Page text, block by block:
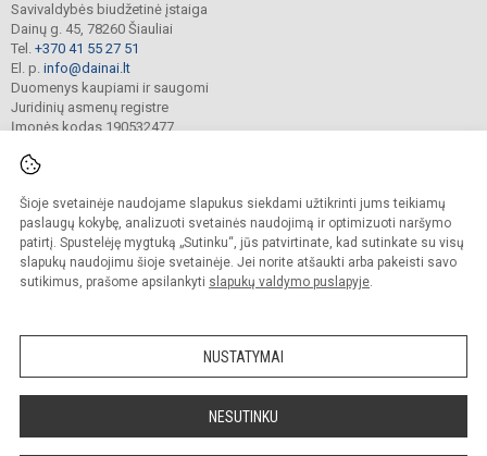
Šioje svetainėje naudojame slapukus siekdami užtikrinti jums teikiamų
paslaugų kokybę, analizuoti svetainės naudojimą ir optimizuoti naršymo
patirtį. Spustelėję mygtuką „Sutinku“, jūs patvirtinate, kad sutinkate su visų
slapukų naudojimu šioje svetainėje. Jei norite atšaukti arba pakeisti savo
sutikimus, prašome apsilankyti slapukų valdymo puslapyje.
NUSTATYMAI
NESUTINKU
Savivaldybės biudžetinė įstaiga
Dainų g. 45, 78260 Šiauliai
Tel. +370 41 55 27 51
El. p. info@dainai.lt
Duomenys kaupiami ir saugomi
Juridinių asmenų registre
Įmonės kodas 190532477
© 2023. Šiaulių Dainų progimnazija. Visos teisės saugomos.
Kopijuoti turinį be raštiško gimnazijos sutikimo griežtai draudžiama.
Prieinamumo paraiška Slapukų politika
Sumanus būdas atnaujinti